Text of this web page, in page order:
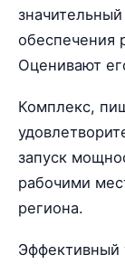
обеспечения
Оценивают
Комплекс,
запуск
рабочими
региона.
Эффективный